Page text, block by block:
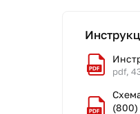
pdf,
(800)